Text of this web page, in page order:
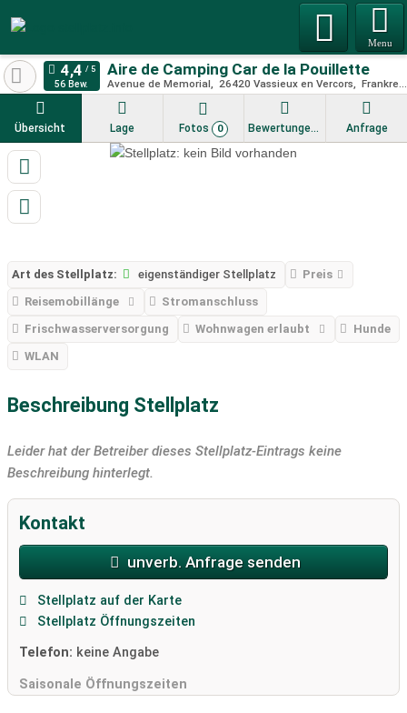
Menu
Aire de Camping Car de la Pouillette
Avenue de Memorial 26420 Vassieux en Vercors Frankreich
56 Bew.
Übersicht Lage Fotos 0 Bewertungen Anfrage
Art des Stellplatz: eigenständiger Stellplatz
Preis
Reisemobillänge
Stromanschluss
Frischwasserversorgung
Wohnwagen erlaubt
Hunde
WLAN
Beschreibung Stellplatz
Leider hat der Betreiber dieses Stellplatz-Eintrags keine
Beschreibung hinterlegt.
Kontakt
unverb. Anfrage senden
Stellplatz auf der Karte
Stellplatz Öffnungszeiten
Telefon: keine Angabe
Saisonale Öffnungszeiten